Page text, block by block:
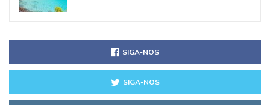
SIGA-NOS
SIGA-NOS